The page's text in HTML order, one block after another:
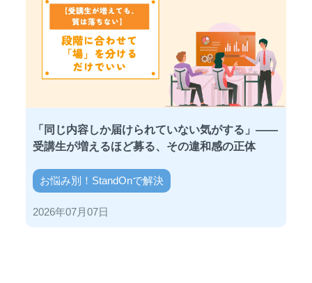
「同じ内容しか届けられていない気がする」——
受講生が増えるほど募る、その違和感の正体
お悩み別！StandOnで解決
2026年07月07日